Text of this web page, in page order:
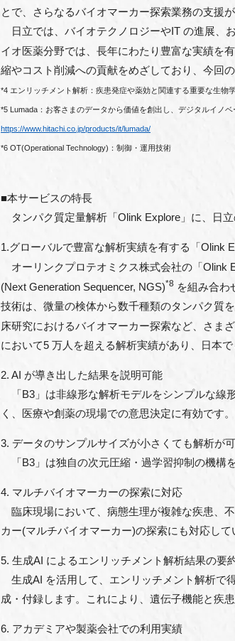
とで、さらなるバイオマーカー探索業務の⽀援
⽇⽴では、バイオテクノロジーやIT の進展、
イオ医薬分野では、⻑年にわたり豊富な実績を
縮やコスト削減への貢献をめざしており、今回
*4 エンリッチメント解析：疾患発症や薬効と関連する重要な⽣物
*5 Lumada：お客さまのデータから価値を創出し、デジタルイノ
https://www.hitachi.co.jp/products/it/lumada/
*6 OT(Operational Technology)：制御・運⽤技術
■本サービスの特⻑
タンパク質定量解析「Olink Explore」に、⽇
1.グローバルで豊富な解析実績を有する「Olink
オーリンクプロテオミクス株式会社の「Olink
(Next Generation Sequencer, NGS)*8 を組み合わ
技術は、微量の検体から数千種類のタンパク質
床研究におけるバイオマーカー探索など、さま
において5 万⼈を超える解析実績があり、⽇本
2. AI が導き出した結果を説明可能
「B3」は⾮線形な解析モデルをシンプルな線
く、医療や創薬の現場での意思決定に有効です。
3. データのサンプルサイズが⼩さくても解析が
「B3」は独⾃の次元圧縮・過学習抑制の機構
4. マルチバイオマーカーの探索に対応
臨床現場において、病態⽣理が複雑な疾患、
カー(マルチバイオマーカー)の探索にも対応して
5. ⽣成AI によるエンリッチメント解析結果の要
⽣成AI を活⽤して、エンリッチメント解析で
成・付録します。これにより、遺伝⼦機能と疾
6. アカデミアや製薬会社での利⽤実績